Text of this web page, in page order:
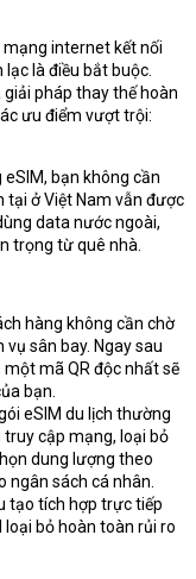
internet kết nối
lạc là điều bắt buộc.
giải pháp thay thế hoàn
ưu điểm vượt trội:
bạn không cần
tại ở Việt Nam vẫn được
data nước ngoài,
trọng từ quê nhà.
hàng không cần chờ
sân bay. Ngay sau
mã QR độc nhất sẽ
bạn.
eSIM du lịch thường
cập mạng, loại bỏ
dung lượng theo
ngân sách cá nhân.
tạo tích hợp trực tiếp
bỏ hoàn toàn rủi ro